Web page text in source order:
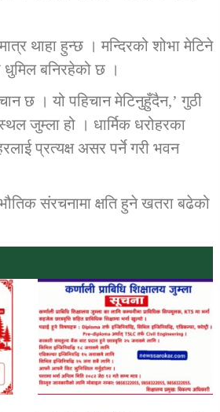
थाहा हुन्छ । मन्दिरको शोभा मेटिने
बनिरहेको छ ।
छ । यो पहिचान मेटिनुहुँदैन,’ गुठी
जुम्ला हो । धार्मिक धरोहरका
प्रत्यक्ष असर पर्ने गरी भवन
संरचनामा क्षति हुने खतरा बढेको